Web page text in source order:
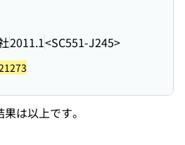
2011.1<SC551-J245>
は以上です。